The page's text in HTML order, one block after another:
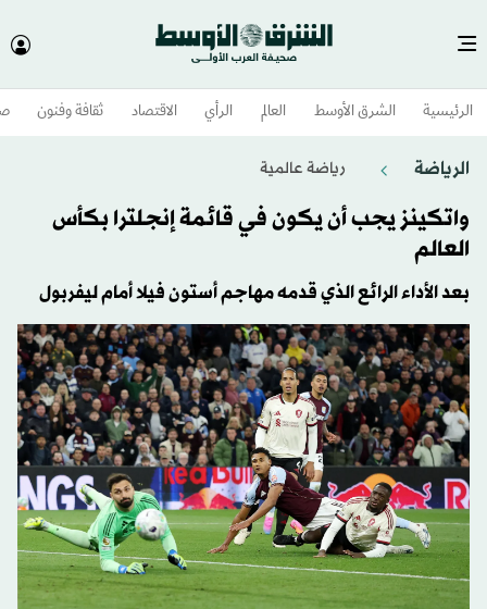
الرئيسية الشرق الأوسط​ العالم الرأي الاقتصاد ثقافة وفنون
الرياضة رياضة عالمية
واتكينز يجب أن يكون في قائمة إنجلترا بكأس
العالم
بعد الأداء الرائع الذي قدمه مهاجم أستون فيلا أمام ليفربول